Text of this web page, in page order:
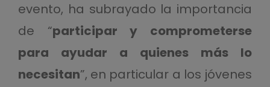
evento, ha subrayado la importancia
de “participar y comprometerse
para ayudar a quienes más lo
necesitan”, en particular a los jóvenes